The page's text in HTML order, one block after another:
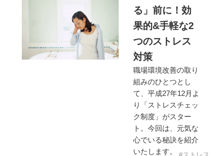
る」前に！効
果的&手軽な2
つのストレス
対策
職場環境改善の取り
組みのひとつとし
て、平成27年12月よ
り「ストレスチェッ
ク制度」がスター
ト。今回は、元気な
心でいる秘訣を紹介
いたします。